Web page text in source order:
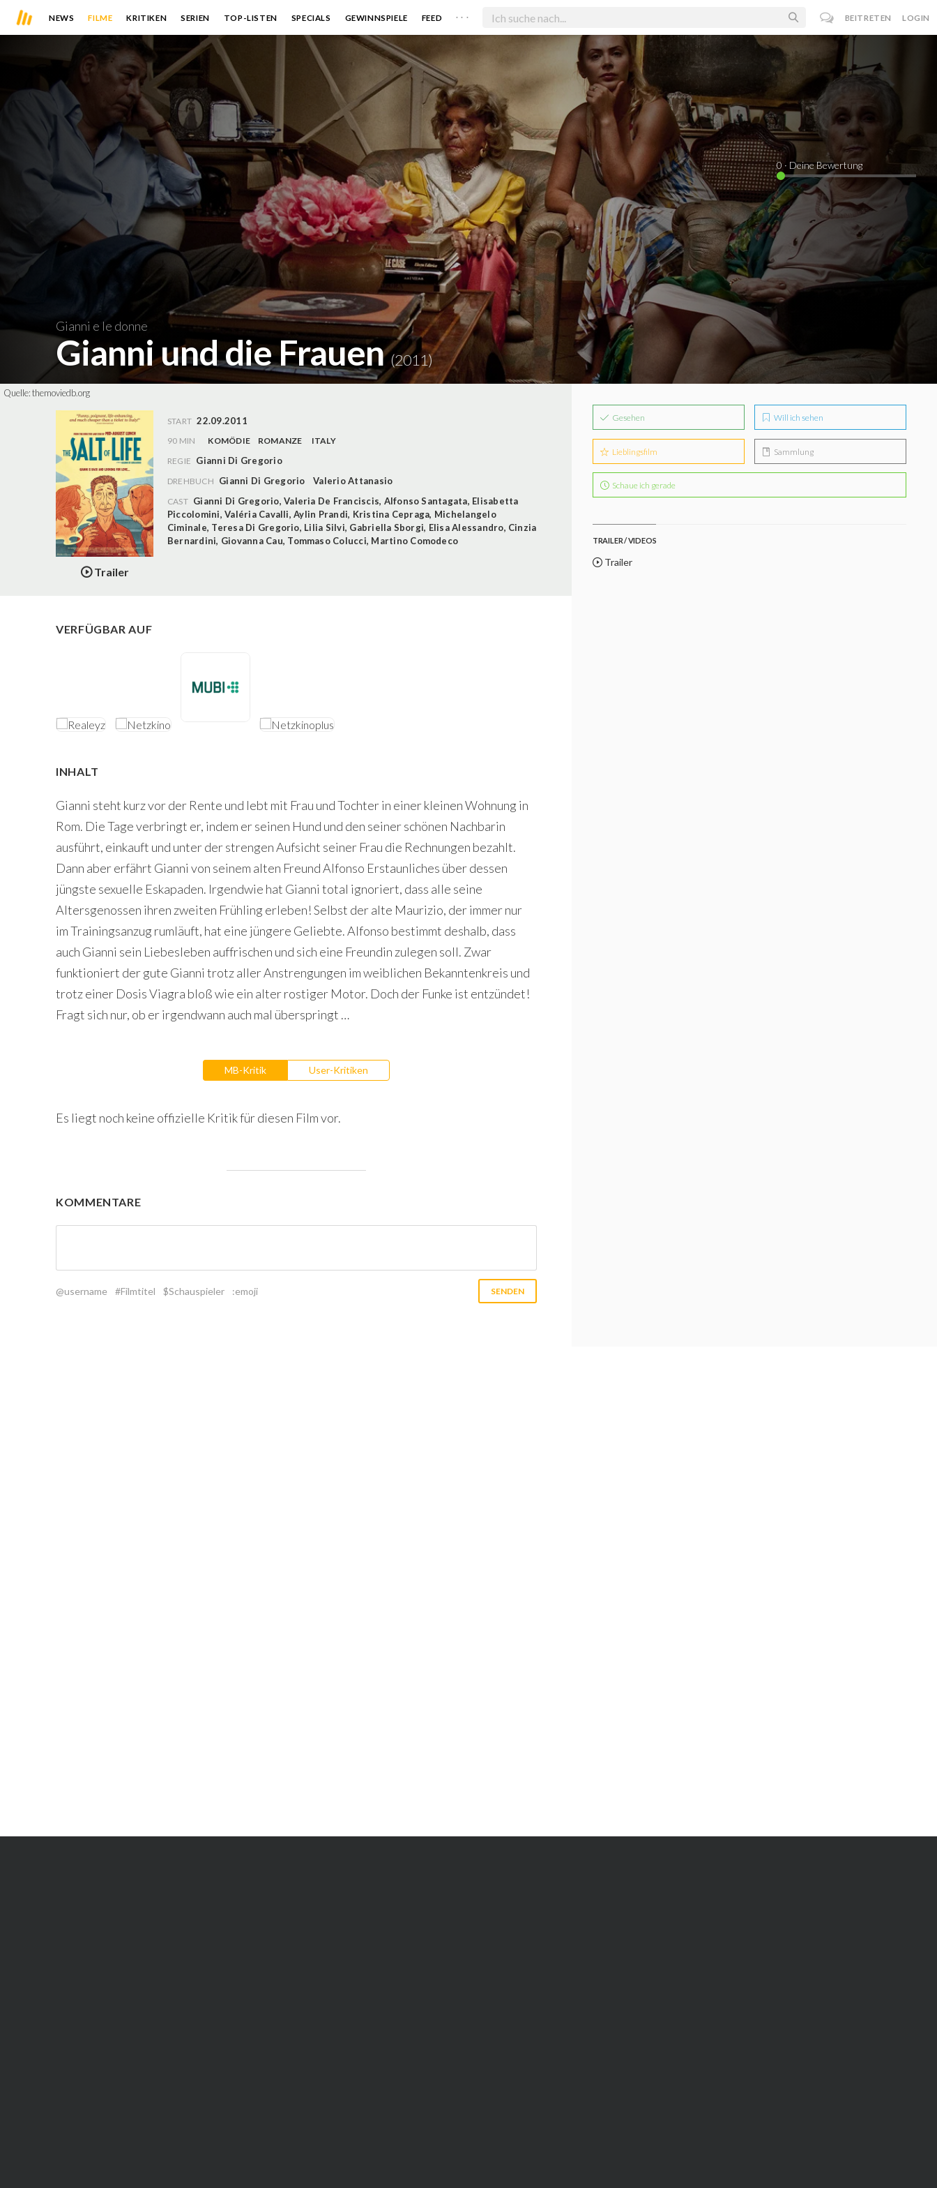
NEWS FILME KRITIKEN SERIEN TOP-LISTEN SPECIALS GEWINNSPIELE FEED . . . BEITRETEN LOGIN
Gianni e le donne
Gianni und die Frauen(2011)
0 · Deine Bewertung
Quelle:themoviedb.org
Trailer
START 22.09.2011
90 MIN KOMÖDIE ROMANZE
ITALY
REGIE Gianni Di Gregorio
DREHBUCH Gianni Di Gregorio Valerio Attanasio
CAST Gianni Di Gregorio,Valeria De Franciscis, Alfonso Santagata, Elisabetta
Piccolomini,Valéria Cavalli,Aylin Prandi, Kristina Cepraga, Michelangelo
Ciminale, Teresa Di Gregorio, Lilia Silvi, Gabriella Sborgi, Elisa Alessandro, Cinzia
Bernardini, Giovanna Cau, Tommaso Colucci, Martino Comodeco
VERFÜGBAR AUF
INHALT
Gianni steht kurz vor der Rente und lebt mit Frau und Tochter in einer kleinen Wohnung in
Rom. Die Tage verbringt er, indem er seinen Hund und den seiner schönen Nachbarin
ausführt, einkauft und unter der strengen Aufsicht seiner Frau die Rechnungen bezahlt.
Dann aber erfährt Gianni von seinem alten Freund Alfonso Erstaunliches über dessen
jüngste sexuelle Eskapaden. Irgendwie hat Gianni total ignoriert, dass alle seine
Altersgenossen ihren zweiten Frühling erleben! Selbst der alte Maurizio, der immer nur
im Trainingsanzug rumläuft, hat eine jüngere Geliebte. Alfonso bestimmt deshalb, dass
auch Gianni sein Liebesleben auffrischen und sich eine Freundin zulegen soll. Zwar
funktioniert der gute Gianni trotz aller Anstrengungen im weiblichen Bekanntenkreis und
trotz einer Dosis Viagra bloß wie ein alter rostiger Motor. Doch der Funke ist entzündet!
Fragt sich nur, ob er irgendwann auch mal überspringt …
MB-Kritik User-Kritiken
Es liegt noch keine offizielle Kritik für diesen Film vor.
KOMMENTARE
@username #Filmtitel $Schauspieler :emoji
Gesehen Will ich sehen
Lieblingsfilm Sammlung
Schaue ich gerade
TRAILER / VIDEOS
Trailer